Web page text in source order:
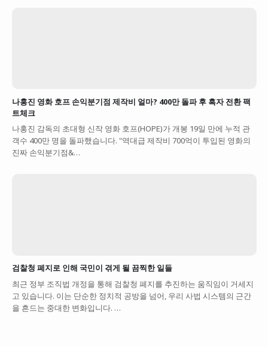
나홍진 영화 호프 손익분기점 제작비 얼마? 400만 돌파 후 흑자 전환 팩
트체크
나홍진 감독의 초대형 신작 영화 호프(HOPE)가 개봉 19일 만에 누적 관
객수 400만 명을 돌파했습니다. "역대급 제작비 700억이 투입된 영화의
진짜 손익분기점&…
검찰청 폐지로 인해 국민이 겪게 될 끔찍한 일들
최근 정부 조직법 개정을 통해 검찰청 폐지를 추진하는 움직임이 거세지
고 있습니다. 이는 단순한 정치적 공방을 넘어, 우리 사법 시스템의 근간
을 흔드는 중대한 변화입니다. …